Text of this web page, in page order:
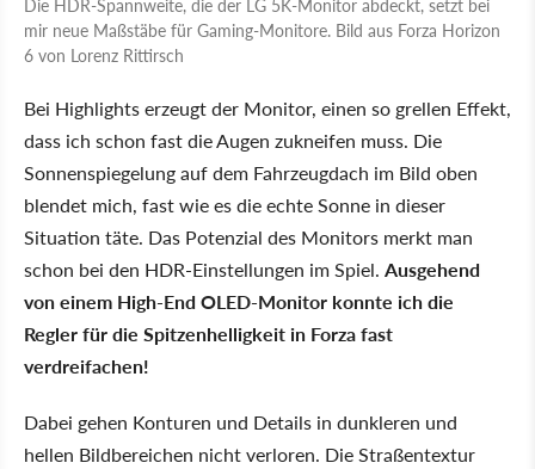
Die HDR-Spannweite, die der LG 5K-Monitor abdeckt, setzt bei
mir neue Maßstäbe für Gaming-Monitore. Bild aus Forza Horizon
6 von Lorenz Rittirsch
Bei Highlights erzeugt der Monitor, einen so grellen Effekt,
dass ich schon fast die Augen zukneifen muss. Die
Sonnen­spiegelung auf dem Fahrzeugdach im Bild oben
blendet mich, fast wie es die echte Sonne in dieser
Situation täte. Das Potenzial des Monitors merkt man
schon bei den HDR-Einstellungen im Spiel. Ausgehend
von einem High-End OLED-Monitor konnte ich die
Regler für die Spitzenhelligkeit in Forza fast
verdreifachen!
Dabei gehen Konturen und Details in dunkleren und
hellen Bildbereichen nicht verloren. Die Straßentextur